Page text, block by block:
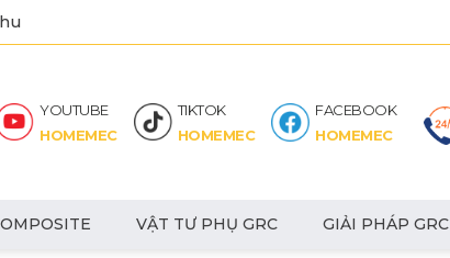
YOUTUBE
HOMEMEC
TIKTOK
HOMEMEC
FACEBOOK
HOMEMEC
VẬT TƯ PHỤ GRC GIẢI PHÁP GRC